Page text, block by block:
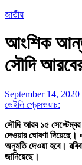
জাতীয়
আংশিক
সৌদি
September 14, 2020
ডেইলি প্রেসওয়াচ:
সৌদি আরব ১৫
দেওয়ার ঘোষণা দিয়েছে।
অনুমতি দেওয়া হবে।
জানিয়েছে।